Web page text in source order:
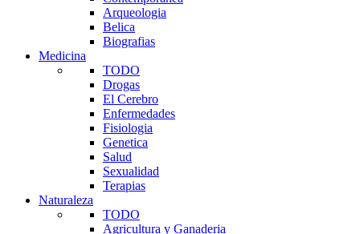
Arqueologia
Belica
Biografias
Medicina
TODO
Drogas
El Cerebro
Enfermedades
Fisiologia
Genetica
Salud
Sexualidad
Terapias
Naturaleza
TODO
Agricultura y Ganaderia